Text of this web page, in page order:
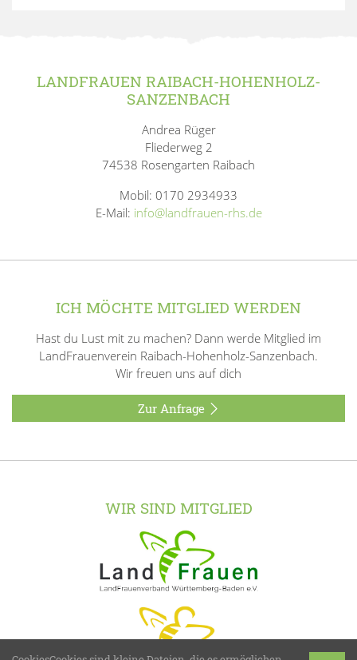
LANDFRAUEN RAIBACH-HOHENHOLZ-
SANZENBACH
Andrea Rüger
Fliederweg 2
74538 Rosengarten Raibach
Mobil: 0170 2934933
E-Mail: info@landfrauen-rhs.de
ICH MÖCHTE MITGLIED WERDEN
Hast du Lust mit zu machen? Dann werde Mitglied im
LandFrauenverein Raibach-Hohenholz-Sanzenbach.
Wir freuen uns auf dich
Zur Anfrage
WIR SIND MITGLIED